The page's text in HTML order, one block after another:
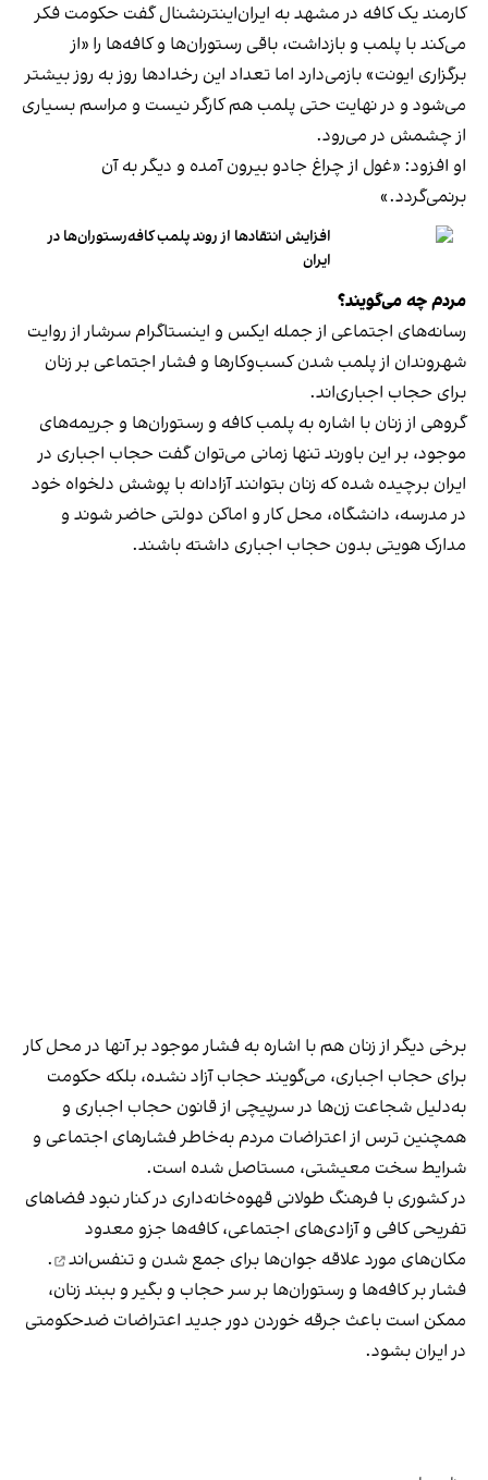
کارمند یک کافه در مشهد به ایران‌اینترنشنال گفت حکومت فکر
می‌کند با پلمب و بازداشت، باقی رستوران‌ها و کافه‌ها را «از
برگزاری ایونت» بازمی‌دارد اما تعداد این رخدادها روز به روز بیشتر
می‌شود و در نهایت حتی پلمب هم کارگر نیست و مراسم بسیاری
از چشمش در می‌رود.
او افزود: «غول از چراغ جادو بیرون آمده و دیگر به آن
برنمی‎‌گردد.»
افزایش انتقادها از روند پلمب کافه‌رستوران‌ها در
ایران
مردم چه می‌گویند؟
رسانه‎‌های اجتماعی از جمله ایکس و اینستاگرام سرشار از روایت
شهروندان از پلمب شدن کسب‌وکارها و فشار اجتماعی بر زنان
برای حجاب اجباری‌اند.
گروهی از زنان با اشاره به پلمب کافه و رستوران‌ها و جریمه‌های
موجود، بر این باورند تنها زمانی می‌توان گفت حجاب اجباری در
ایران برچیده شده که زنان بتوانند آزادانه با پوشش دلخواه خود
در مدرسه، دانشگاه، محل کار و اماکن دولتی حاضر شوند و
مدارک هویتی بدون حجاب اجباری داشته باشند.
برخی دیگر از زنان هم با اشاره به فشار موجود بر آنها در محل کار
برای حجاب اجباری، می‌گویند حجاب آزاد نشده، بلکه حکومت
به‌دلیل شجاعت زن‌ها در سرپیچی از قانون حجاب اجباری و
همچنین ترس از اعتراضات مردم به‌خاطر فشارهای اجتماعی و
شرایط سخت معیشتی، مستاصل شده است.
در کشوری با فرهنگ طولانی قهوه‌‌خانه‌داری در کنار نبود فضاهای
تفریحی کافی و آزادی‌های اجتماعی، کافه‌ها جزو معدود
مکان‌های مورد علاقه جوان‌ها برای جمع شدن و تنفس‌اند
.
فشار بر کافه‌ها و رستوران‌ها بر سر حجاب و بگیر و ببند زنان،
ممکن است باعث جرقه خوردن دور جدید اعتراضات ضدحکومتی
در ایران بشود.